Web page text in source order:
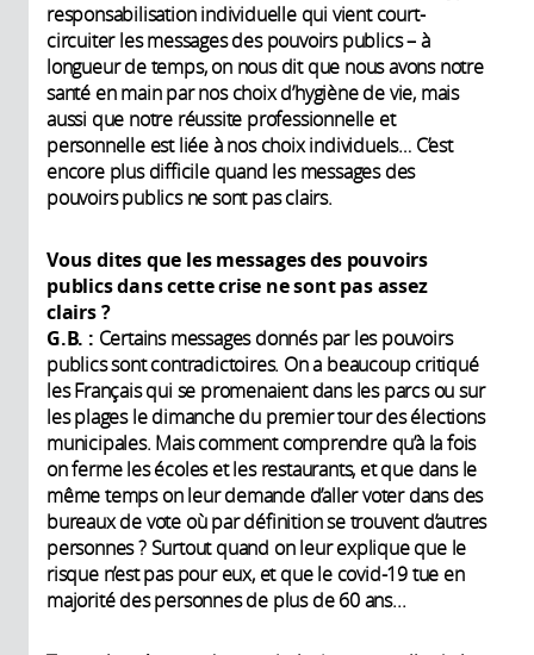
responsabilisation individuelle qui vient court-
circuiter les messages des pouvoirs publics – à
longueur de temps, on nous dit que nous avons notre
santé en main par nos choix d’hygiène de vie, mais
aussi que notre réussite professionnelle et
personnelle est liée à nos choix individuels… C’est
encore plus difficile quand les messages des
pouvoirs publics ne sont pas clairs.
Vous dites que les messages des pouvoirs
publics dans cette crise ne sont pas assez
clairs ?
G.B. : Certains messages donnés par les pouvoirs
publics sont contradictoires. On a beaucoup critiqué
les Français qui se promenaient dans les parcs ou sur
les plages le dimanche du premier tour des élections
municipales. Mais comment comprendre qu’à la fois
on ferme les écoles et les restaurants, et que dans le
même temps on leur demande d’aller voter dans des
bureaux de vote où par définition se trouvent d’autres
personnes ? Surtout quand on leur explique que le
risque n’est pas pour eux, et que le covid-19 tue en
majorité des personnes de plus de 60 ans...